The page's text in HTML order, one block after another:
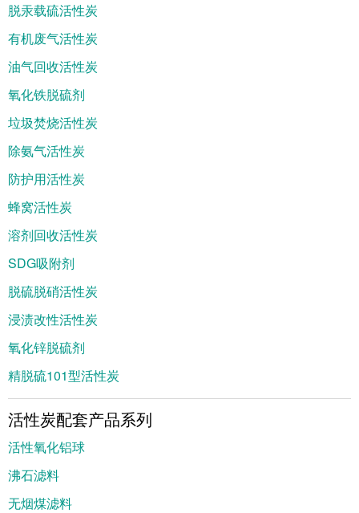
脱汞载硫活性炭
有机废气活性炭
油气回收活性炭
氧化铁脱硫剂
垃圾焚烧活性炭
除氨气活性炭
防护用活性炭
蜂窝活性炭
溶剂回收活性炭
SDG吸附剂
脱硫脱硝活性炭
浸渍改性活性炭
氧化锌脱硫剂
精脱硫101型活性炭
活性炭配套产品系列
活性氧化铝球
沸石滤料
无烟煤滤料